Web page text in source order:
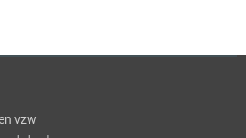
vzw